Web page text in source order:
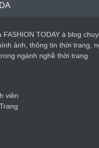
FASHION TODAY à blog
ảnh, thông tin thời trang,
ngành nghề thời trang
viên